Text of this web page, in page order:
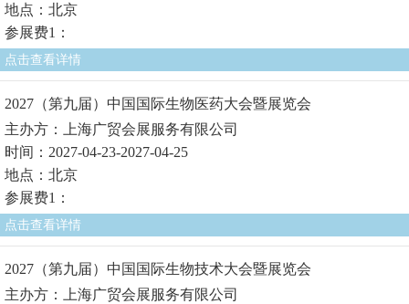
地点：北京
参展费1：
点击查看详情
2027（第九届）中国国际生物医药大会暨展览会
主办方：上海广贸会展服务有限公司
时间：2027-04-23-2027-04-25
地点：北京
参展费1：
点击查看详情
2027（第九届）中国国际生物技术大会暨展览会
主办方：上海广贸会展服务有限公司